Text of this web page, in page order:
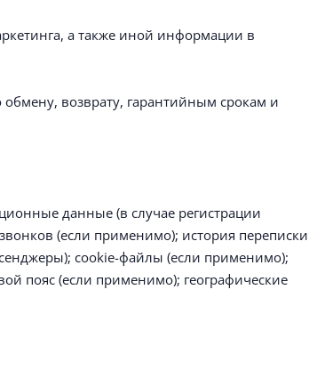
а также иной информации в
возврату, гарантийным срокам и
данные (в случае регистрации
(если применимо); история переписки
сookie-файлы (если применимо);
пояс (если применимо); географические